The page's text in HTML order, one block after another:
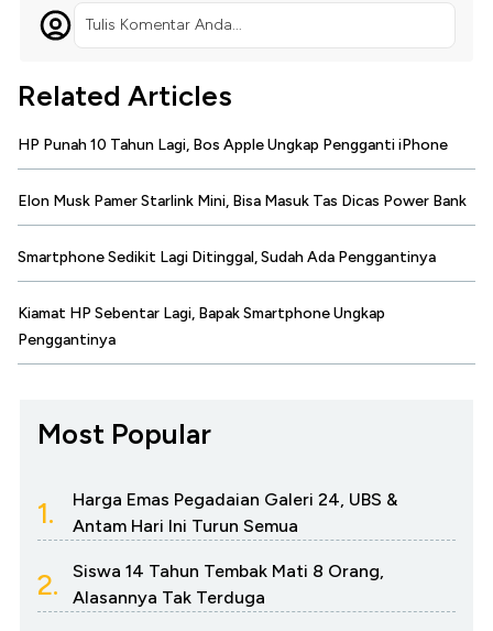
Tulis Komentar Anda...
Related Articles
HP Punah 10 Tahun Lagi, Bos Apple Ungkap Pengganti iPhone
Elon Musk Pamer Starlink Mini, Bisa Masuk Tas Dicas Power Bank
Smartphone Sedikit Lagi Ditinggal, Sudah Ada Penggantinya
Kiamat HP Sebentar Lagi, Bapak Smartphone Ungkap
Penggantinya
Most Popular
1.
Harga Emas Pegadaian Galeri 24, UBS &
Antam Hari Ini Turun Semua
2.
Siswa 14 Tahun Tembak Mati 8 Orang,
Alasannya Tak Terduga